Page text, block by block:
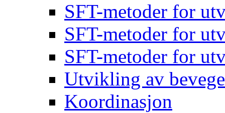
SFT-metoder for
SFT-metoder for
SFT-metoder for
Utvikling av
Koordinasjon